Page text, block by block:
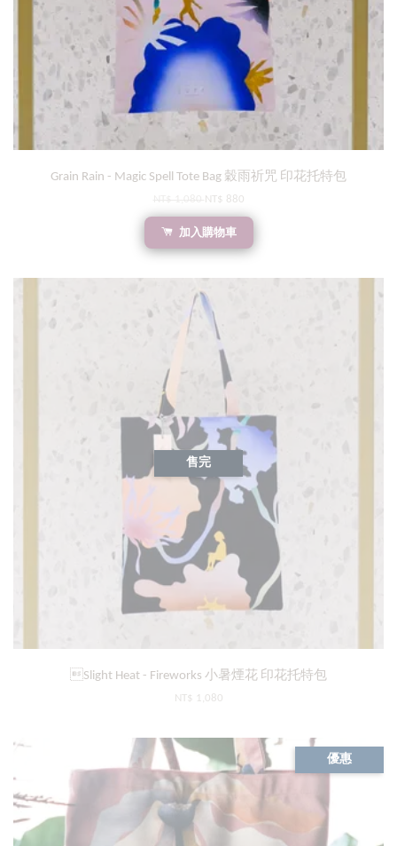
Grain Rain - Magic Spell Tote Bag 穀雨祈咒 印花托特包
NT$ 880
加入購物車
售完
Slight Heat - Fireworks 小暑煙花 印花托特包
NT$ 1,080
優惠